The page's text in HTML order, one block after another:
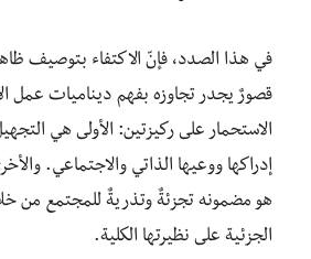
في هذا الصدد، فإنّ الاكتفاء بتوصيف
قصورٌ يجدر تجاوزه بفهم ديناميات عمل
الاستحمار على ركيزتين: الأولى هي
إدراكها ووعيها الذاتي والاجتماعي.
هو مضمونه تجزئةٌ وتذريةٌ للمجتمع من
الجزئية على نظيرتها الكلية.